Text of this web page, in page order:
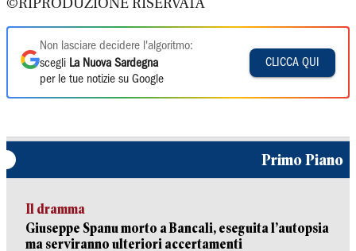
©RIPRODUZIONE RISERVATA
Non lasciare decidere l'algoritmo:
scegli La Nuova Sardegna
per le tue notizie su Google
CLICCA QUI
Primo Piano
Il dramma
Giuseppe Spanu morto a Bancali, eseguita l’autopsia
ma serviranno ulteriori accertamenti